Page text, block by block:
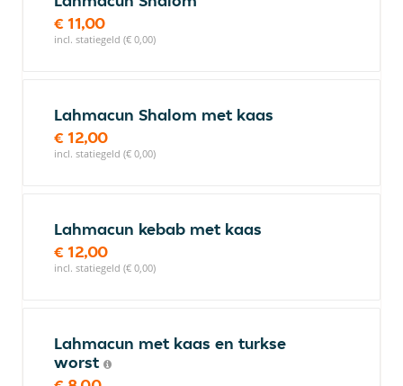
€ 11,00
incl. statiegeld (€ 0,00)
Lahmacun Shalom met kaas
€ 12,00
incl. statiegeld (€ 0,00)
Lahmacun kebab met kaas
€ 12,00
incl. statiegeld (€ 0,00)
Lahmacun met kaas en turkse
worst